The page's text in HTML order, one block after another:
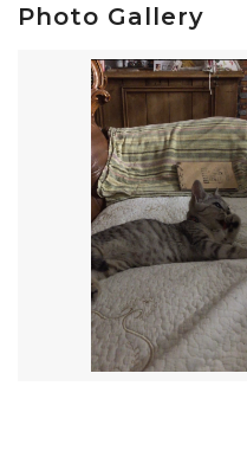
Photo Gallery